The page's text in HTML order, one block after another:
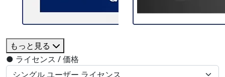
もっと見る
● ライセンス / 価格